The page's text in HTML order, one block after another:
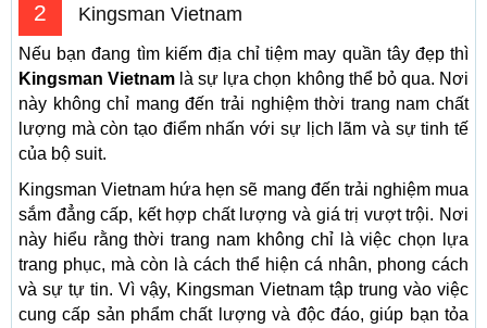
2 Kingsman Vietnam
Nếu bạn đang tìm kiếm địa chỉ tiệm may quần tây đẹp thì
Kingsman Vietnam là sự lựa chọn không thể bỏ qua. Nơi
này không chỉ mang đến trải nghiệm thời trang nam chất
lượng mà còn tạo điểm nhấn với sự lịch lãm và sự tinh tế
của bộ suit.
Kingsman Vietnam hứa hẹn sẽ mang đến trải nghiệm mua
sắm đẳng cấp, kết hợp chất lượng và giá trị vượt trội. Nơi
này hiểu rằng thời trang nam không chỉ là việc chọn lựa
trang phục, mà còn là cách thể hiện cá nhân, phong cách
và sự tự tin. Vì vậy, Kingsman Vietnam tập trung vào việc
cung cấp sản phẩm chất lượng và độc đáo, giúp bạn tỏa